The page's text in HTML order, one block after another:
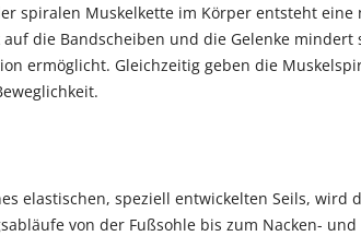
spiralen Muskelkette im Körper entsteht eine
die Bandscheiben und die Gelenke mindert
ermöglicht. Gleichzeitig geben die
elastischen, speziell entwickelten Seils, wird
von der Fußsohle bis zum Nacken-